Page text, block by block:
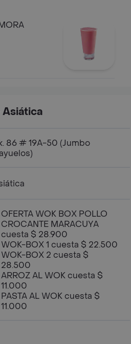
86 # 19A-50 (Jumbo
OFERTA WOK BOX POLLO
CROCANTE MARACUYA
cuesta $ 28.900
WOK-BOX 1 cuesta $ 22.500
WOK-BOX 2 cuesta $
28.500
ARROZ AL WOK cuesta $
11.000
PASTA AL WOK cuesta $
11.000